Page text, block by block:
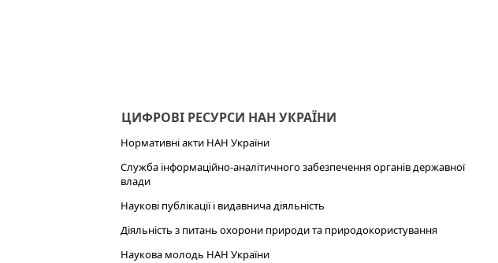
ЦИФРОВІ РЕСУРСИ НАН УКРАЇНИ
Нормативні акти НАН України
Служба інформаційно-аналітичного забезпечення органів державної
влади
Наукові публікації і видавнича діяльність
Діяльність з питань охорони природи та природокористування
Наукова молодь НАН України